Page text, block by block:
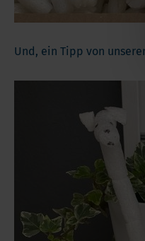
Und, ein Tipp von